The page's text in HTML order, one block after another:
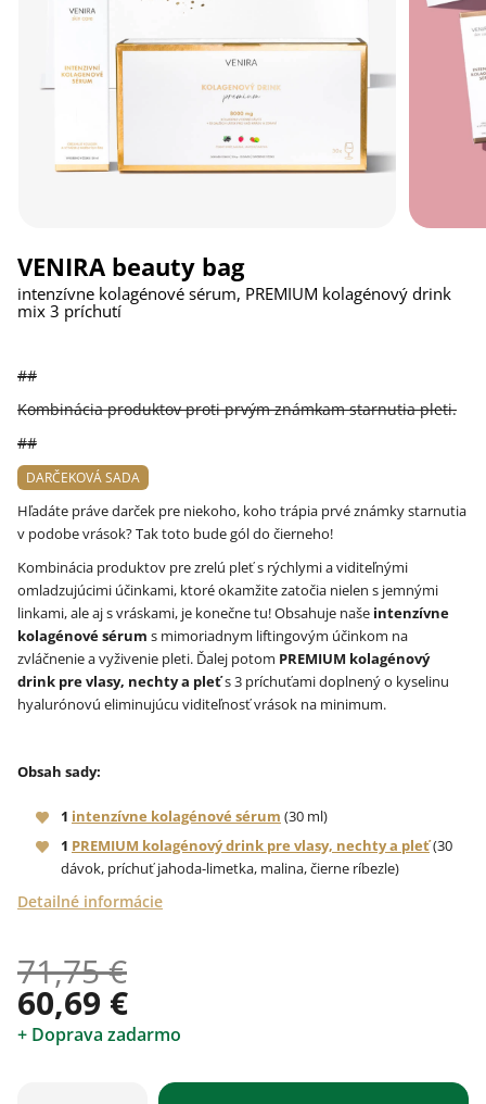
##
Kombinácia produktov proti prvým známkam starnutia pleti.
##
DARČEKOVÁ SADA
Hľadáte práve darček pre niekoho, koho trápia prvé známky starnutia
v podobe vrások? Tak toto bude gól do čierneho!
Kombinácia produktov pre zrelú pleť s rýchlymi a viditeľnými
omladzujúcimi účinkami, ktoré okamžite zatočia nielen s jemnými
linkami, ale aj s vráskami, je konečne tu! Obsahuje naše intenzívne
kolagénové sérum s mimoriadnym liftingovým účinkom na
zvláčnenie a vyživenie pleti. Ďalej potom PREMIUM kolagénový
drink pre vlasy, nechty a pleťs 3 príchuťami doplnený o kyselinu
hyalurónovú eliminujúcu viditeľnosť vrások na minimum.
Obsah sady:
1 intenzívne kolagénové sérum (30 ml)
1 PREMIUM kolagénový drink pre vlasy, nechty a pleť(30
dávok, príchuť jahoda-limetka, malina, čierne ríbezle)
Detailné informácie
71,75 €
60,69 €
Jednotková cena:
+ Doprava zadarmo
VENIRA beauty bag
intenzívne kolagénové sérum, PREMIUM kolagénový drink
mix 3 príchutí